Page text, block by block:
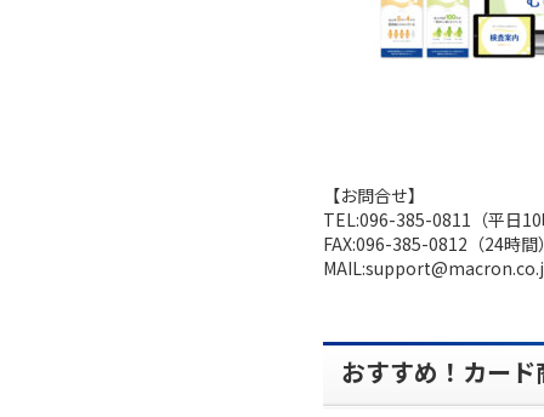
【お問合せ】
TEL:096-385-0811（平日
FAX:096-385-0812（24時間
おすすめ！カー